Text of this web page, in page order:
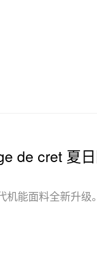
de cret 夏
能面料全新升级。